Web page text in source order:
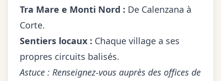
Tra Mare e Monti Nord : De Calenzana à
Corte.
Sentiers locaux : Chaque village a ses
propres circuits balisés.
Astuce : Renseignez-vous auprès des offices de